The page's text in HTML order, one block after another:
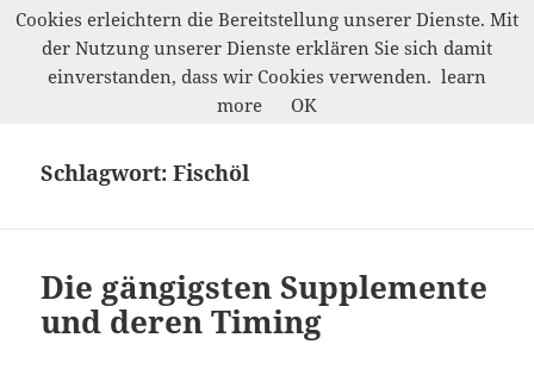
Marco Petrik
Schlagwort:Fischöl
Die gängigsten Supplemente
und deren Timing
Cookies erleichtern die Bereitstellung unserer Dienste. Mit
der Nutzung unserer Dienste erklären Sie sich damit
einverstanden, dass wir Cookies verwenden. learn
more
OK